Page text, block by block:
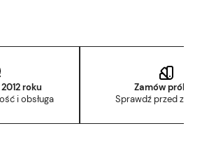
roku
i obsługa
Zamów próbkę
Sprawdź przed